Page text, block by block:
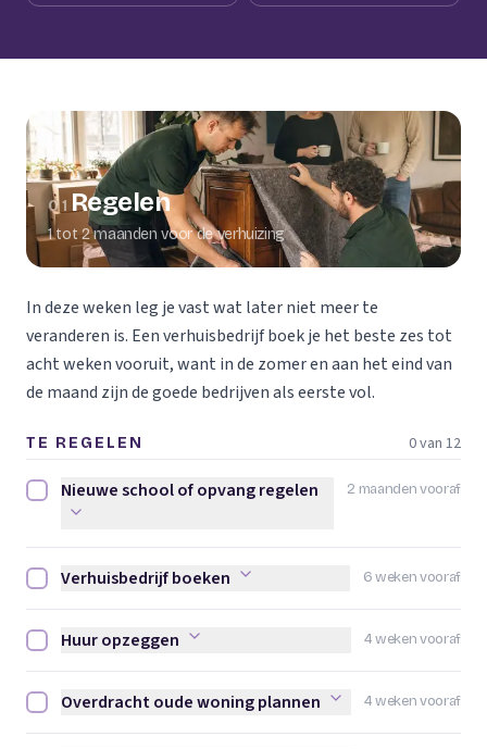
01 Regelen
1 tot 2 maanden voor de verhuizing
In deze weken leg je vast wat later niet meer te
veranderen is. Een verhuisbedrijf boek je het beste zes tot
acht weken vooruit, want in de zomer en aan het eind van
de maand zijn de goede bedrijven als eerste vol.
TE REGELEN 0 van 12
2 maanden vooraf
Nieuwe school of opvang regelen afvinken
Nieuwe school of opvang regelen
6 weken vooraf
Verhuisbedrijf boeken afvinken
Verhuisbedrijf boeken
4 weken vooraf
Huur opzeggen afvinken
Huur opzeggen
4 weken vooraf
Overdracht oude woning plannen afvinken
Overdracht oude woning plannen